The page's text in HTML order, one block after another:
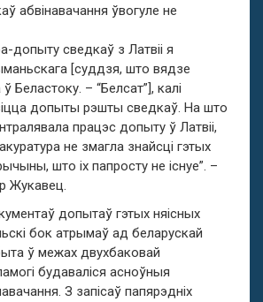
абвінавачання ўвогуле не
допыту сведкаў з Латвіі я
[суддзя, што вядзе
Беластоку. – “Белсат”], калі
допыты рэшты сведкаў. На што
працэс допыту ў Латвіі,
не змагла знайсці гэтых
што іх папросту не існуе”. –
Жукавец.
допытаў гэтых няісных
бок атрымаў ад беларускай
ў межах двухбаковай
будаваліся асноўныя
З запісаў папярэдніх